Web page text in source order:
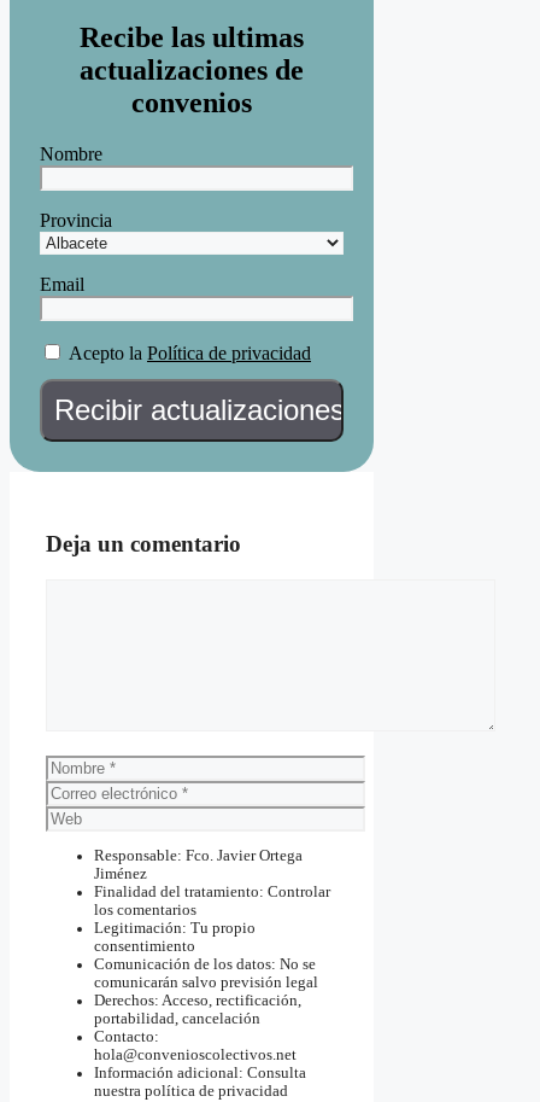
Recibe las ultimas
actualizaciones de
convenios
Nombre
Provincia
Email
Acepto la Política de privacidad
Deja un comentario
Nombre
Correo
electrónico
Web
Responsable: Fco. Javier Ortega
Jiménez
Finalidad del tratamiento: Controlar
los comentarios
Legitimación: Tu propio
consentimiento
Comunicación de los datos: No se
comunicarán salvo previsión legal
Derechos: Acceso, rectificación,
portabilidad, cancelación
Contacto:
hola@convenioscolectivos.net
Información adicional: Consulta
nuestra política de privacidad